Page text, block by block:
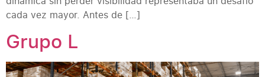
cada vez mayor. Antes de […]
Grupo L